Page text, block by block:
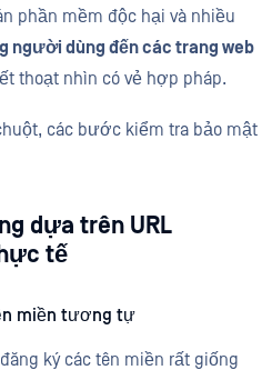
phần mềm độc hại và nhiều
người dùng đến các trang web
thoạt nhìn có vẻ hợp pháp.
các bước kiểm tra bảo mật
dựa trên URL
tế
miền tương tự
ký các tên miền rất giống